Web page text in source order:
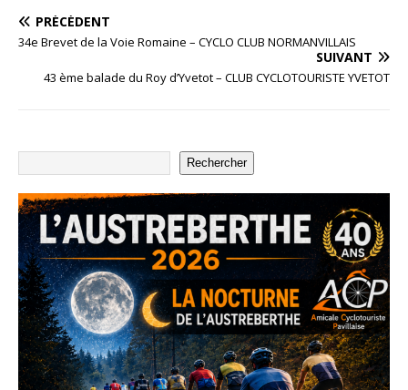
PRÉCÉDENT
34e Brevet de la Voie Romaine – CYCLO CLUB NORMANVILLAIS
SUIVANT
43 ème balade du Roy d’Yvetot – CLUB CYCLOTOURISTE YVETOT
Rechercher